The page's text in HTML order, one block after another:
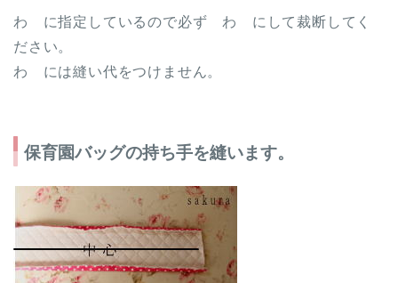
わ に指定しているので必ず わ にして裁断してく
ださい。
わ には縫い代をつけません。
保育園バッグの持ち手を縫います。